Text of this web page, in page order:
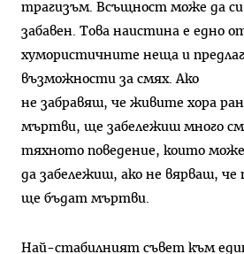
трагизъм. Всъщност може да си
забавен. Това наистина е едно
хумористичните неща и
възможности за смях. Ако
не забравяш, че живите хора
мъртви, ще забележиш много
тяхното поведение, които
да забележиш, ако не вярваш, че
ще бъдат мъртви.
Най-стабилният съвет към